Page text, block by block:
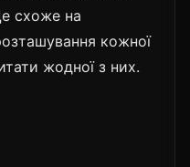
схоже на
кожної
жодної з них.